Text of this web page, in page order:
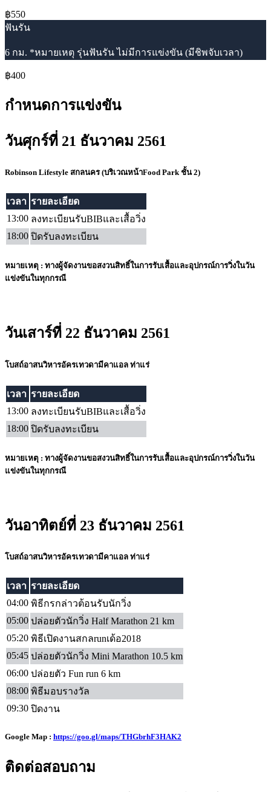
฿550
ฟันรัน
6 กม. *หมายเหตุ รุ่นฟันรัน ไม่มีการแข่งขัน (มีชิพจับเวลา)
฿400
กำหนดการแข่งขัน
วันศุกร์ที่ 21 ธันวาคม 2561
Robinson Lifestyle สกลนคร (บริเวณหน้าFood Park ชั้น 2)
เวลา รายละเอียด
13:00 ลงทะเบียนรับBIBและเสื้อวิ่ง
18:00 ปิดรับลงทะเบียน
หมายเหตุ : ทางผู้จัดงานขอสงวนสิทธิ์ในการรับเสื้อและอุปกรณ์การวิ่งในวัน
แข่งขันในทุกกรณี
วันเสาร์ที่ 22 ธันวาคม 2561
โบสถ์อาสนวิหารอัครเทวดามีคาแอล ท่าแร่
เวลา รายละเอียด
13:00 ลงทะเบียนรับBIBและเสื้อวิ่ง
18:00 ปิดรับลงทะเบียน
หมายเหตุ : ทางผู้จัดงานขอสงวนสิทธิ์ในการรับเสื้อและอุปกรณ์การวิ่งในวัน
แข่งขันในทุกกรณี
วันอาทิตย์ที่ 23 ธันวาคม 2561
โบสถ์อาสนวิหารอัครเทวดามีคาแอล ท่าแร่
เวลา รายละเอียด
04:00 พิธีกรกล่าวต้อนรับนักวิ่ง
05:00 ปล่อยตัวนักวิ่ง Half Marathon 21 km
05:20 พิธีเปิดงานสกลrunเด้อ2018
05:45 ปล่อยตัวนักวิ่ง Mini Marathon 10.5 km
06:00 ปล่อยตัว Fun run 6 km
08:00 พิธีมอบรางวัล
09:30 ปิดงาน
Google Map : https://goo.gl/maps/THGbrhF3HAK2
ติดต่อสอบถาม